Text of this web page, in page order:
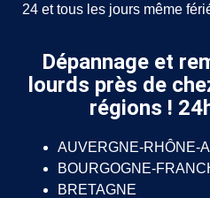
24 et tous les jours même
Dépannage et
lourds près de
régions !
AUVERGNE-RHÔNE-
BOURGOGNE-
BRETAGNE